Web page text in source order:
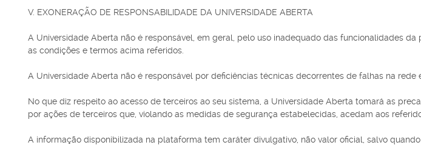
V. EXONERAÇÃO DE RESPONSABILIDADE DA UNIVERSIDADE ABERTA
A Universidade Aberta não é responsável, em geral, pelo uso inadequado das funcionalidades
as condições e termos acima referidos.
A Universidade Aberta não é responsável por deficiências técnicas decorrentes de falhas na
No que diz respeito ao acesso de terceiros ao seu sistema, a Universidade Aberta tomará as
por ações de terceiros que, violando as medidas de segurança estabelecidas, acedam aos
A informação disponibilizada na plataforma tem caráter divulgativo, não valor oficial, salvo